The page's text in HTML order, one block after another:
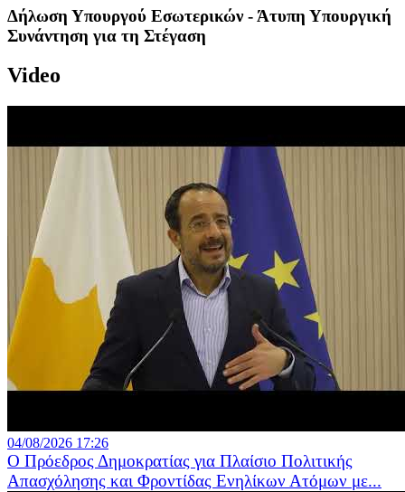
Δήλωση Υπουργού Εσωτερικών - Άτυπη Υπουργική
Συνάντηση για τη Στέγαση
Video
04/08/2026 17:26
Ο Πρόεδρος Δημοκρατίας για Πλαίσιο Πολιτικής
Απασχόλησης και Φροντίδας Ενηλίκων Ατόμων με...